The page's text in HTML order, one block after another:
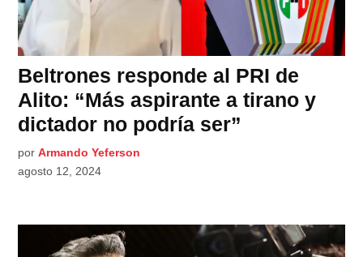
Beltrones responde al PRI de
Alito: “Más aspirante a tirano y
dictador no podría ser”
por Armando Yeferson
agosto 12, 2024